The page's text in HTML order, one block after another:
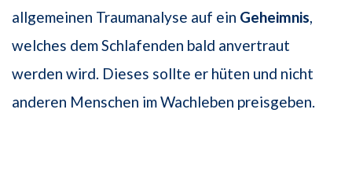
allgemeinen Traumanalyse auf ein Geheimnis
welches dem Schlafenden bald anvertraut
werden wird. Dieses sollte er hüten und nicht
anderen Menschen im Wachleben preisgeben.